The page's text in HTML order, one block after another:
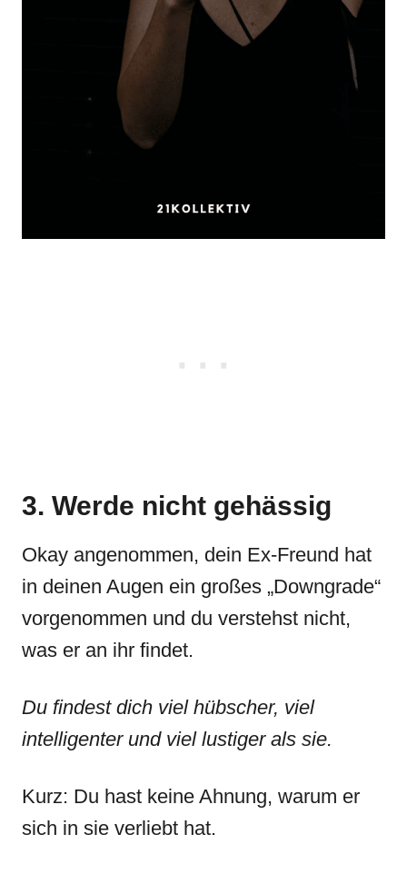
3. Werde nicht gehässig
Okay angenommen, dein Ex-Freund hat
in deinen Augen ein großes „Downgrade“
vorgenommen und du verstehst nicht,
was er an ihr findet.
Du findest dich viel hübscher, viel
intelligenter und viel lustiger als sie.
Kurz: Du hast keine Ahnung, warum er
sich in sie verliebt hat.